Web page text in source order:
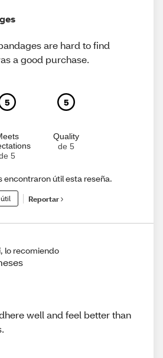
are hard to find
a good purchase.
5
5
5
Quality
de 5
útil esta reseña.
Reportar
lo recomiendo
well and feel better than